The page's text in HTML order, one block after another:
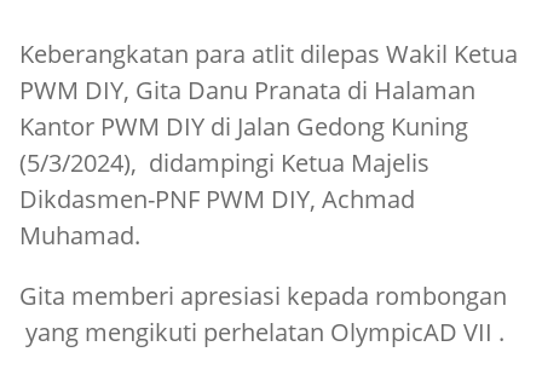
Keberangkatan para atlit dilepas Wakil Ketua
PWM DIY, Gita Danu Pranata di Halaman
Kantor PWM DIY di Jalan Gedong Kuning
(5/3/2024), didampingi Ketua Majelis
Dikdasmen-PNF PWM DIY, Achmad
Muhamad.
Gita memberi apresiasi kepada rombongan
yang mengikuti perhelatan OlympicAD VII .